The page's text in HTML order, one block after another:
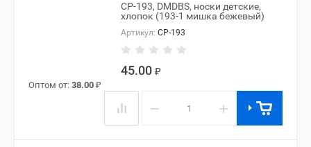
CP-193, DMDBS, носки детские,
хлопок (193-1 мишка бежевый)
Артикул: CP-193
45.00 ₽
Оптом от: 38.00 ₽
− +